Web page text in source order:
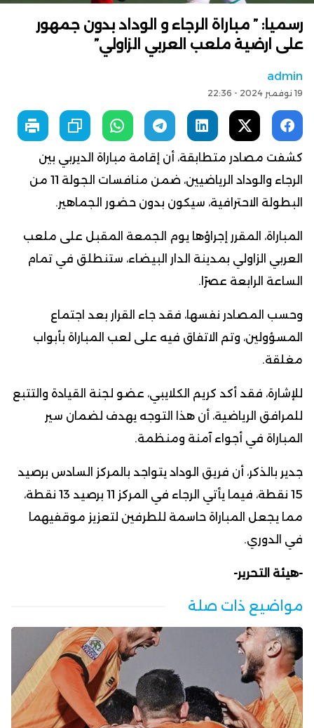
رسميا: ” مباراة الرجاء و الوداد بدون جمهور
على ارضية ملعب العربي الزاولي”
admin
19 نوفمبر 2024 - 22:36
كشفت مصادر متطابقة، أن إقامة مباراة الديربي بين
الرجاء والوداد الرياضيين، ضمن منافسات الجولة 11 من
البطولة الاحترافية، سيكون بدون حضور الجماهير.
المباراة، المقرر إجراؤها يوم الجمعة المقبل على ملعب
العربي الزاولي بمدينة الدار البيضاء، ستنطلق في تمام
الساعة الرابعة عصرًا.
وحسب المصادر نفسها، فقد جاء القرار بعد اجتماع
المسؤولين، وتم الاتفاق فيه على لعب المباراة بأبواب
مغلقة.
للإشارة، فقد أكد كريم الكلايبي، عضو لجنة القيادة والتتبع
للمرافق الرياضية، أن هذا التوجه يهدف لضمان سير
المباراة في أجواء آمنة ومنظمة.
جدير بالذكر، أن فريق الوداد يتواجد بالمركز السادس برصيد
15 نقطة، فيما يأتي الرجاء في المركز 11 برصيد 13 نقطة،
مما يجعل المباراة حاسمة للطرفين لتعزيز موقفيهما
في الدوري.
-هيئة التحرير-
مواضيع ذات صلة